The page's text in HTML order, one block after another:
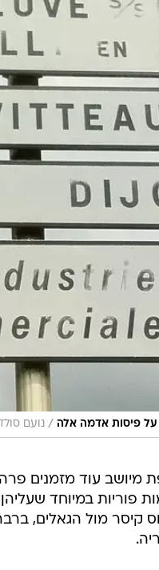
על פיסות אדמה אלה / נועם
מיושב עוד מזמנים פרה
פוריות במיוחד
קיסר מול הגאלים,